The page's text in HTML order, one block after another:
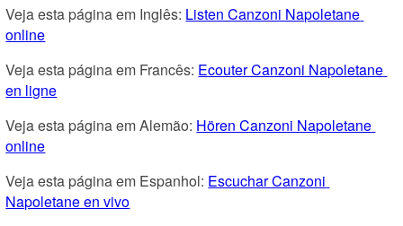
Veja esta página em Inglês: Listen Canzoni Napoletane
online
Veja esta página em Francês: Ecouter Canzoni Napoletane
en ligne
Veja esta página em Alemão: Hören Canzoni Napoletane
online
Veja esta página em Espanhol: Escuchar Canzoni
Napoletane en vivo